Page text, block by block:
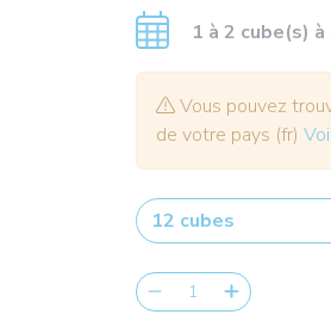
1 à 2 cube(s)
Vous pouvez
de votre pays (fr)